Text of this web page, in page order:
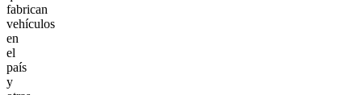
fabrican
vehículos
en
el
país
y